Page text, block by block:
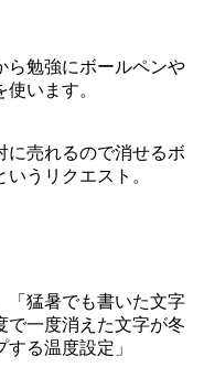
ら勉強にボールペンや
います。
に売れるので消せるボ
うリクエスト。
「猛暑でも書いた文字
で一度消えた文字が冬
る温度設定」